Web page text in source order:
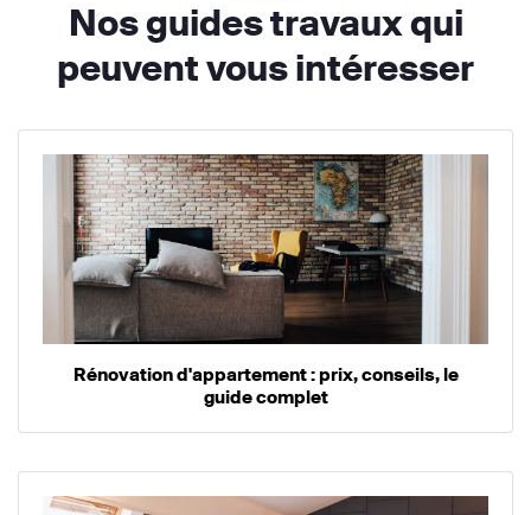
Nos guides travaux qui
peuvent vous intéresser
Rénovation d'appartement : prix, conseils, le
guide complet